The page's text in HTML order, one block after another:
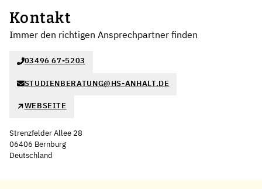
Kontakt
Immer den richtigen Ansprechpartner finden
03496 67-5203
STUDIENBERATUNG@HS-ANHALT.DE
WEBSEITE
Strenzfelder Allee 28
06406 Bernburg
Deutschland